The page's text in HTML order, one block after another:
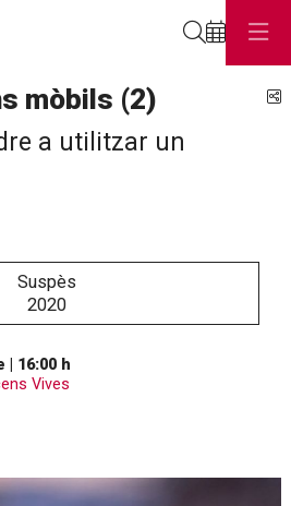
mòbils (2)
a utilitzar un
Suspès
2020
16:00 h
Vives